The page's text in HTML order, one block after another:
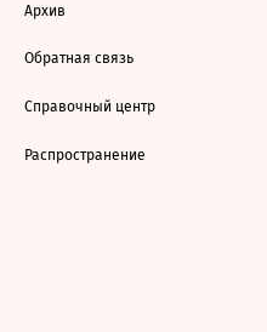
Архив
Обратная связь
Справочный центр
Распространение